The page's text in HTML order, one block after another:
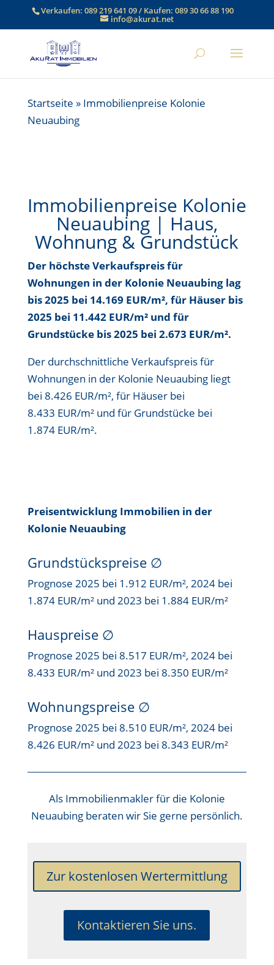
Verkaufen:089 219 641 09/ Kaufen:089 30 66 88 190
info@akurat.net
Startseite » Immobilienpreise Kolonie
Neuaubing
Immobilienpreise Kolonie
Neuaubing | Haus,
Wohnung & Grundstück
Der höchste Verkaufspreis für
Wohnungen in der Kolonie Neuaubing lag
bis2025 bei 14.169 EUR/m², für Häuser bis
2025 bei 11.442 EUR/m²und für
Grundstücke bis2025 bei 2.673 EUR/m².
Der durchschnittliche Verkaufspreis für
Wohnungen in der Kolonie Neuaubing liegt
bei 8.426 EUR/m², für Häuser bei
8.433 EUR/m²und für Grundstücke bei
1.874 EUR/m².
Preisentwicklung Immobilien in der
Kolonie Neuaubing
Grundstückspreise ∅
Prognose 2025 bei 1.912 EUR/m², 2024 bei
1.874 EUR/m² und 2023 bei 1.884 EUR/m²
Hauspreise ∅
Prognose 2025 bei 8.517 EUR/m², 2024 bei
8.433 EUR/m² und 2023 bei 8.350 EUR/m²
Wohnungspreise ∅
Prognose 2025 bei 8.510 EUR/m², 2024 bei
8.426 EUR/m² und 2023 bei 8.343 EUR/m²
Als Immobilienmakler für die Kolonie
Neuaubingberaten wir Sie gerne persönlich.
Zur kostenlosen Wertermittlung
Kontaktieren Sie uns.